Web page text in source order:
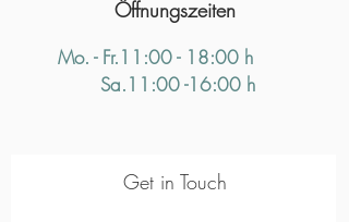
Öffnungszeiten
Mo. - Fr.11:00 - 18:00 h
Sa.11:00 -16:00 h
Get in Touch